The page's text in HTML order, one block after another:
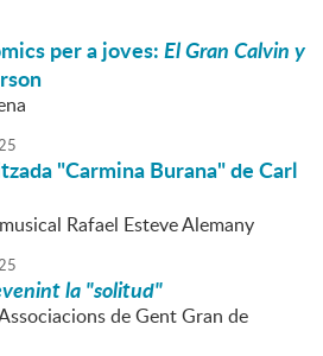
per a joves:El Gran Calvin y
"Carmina Burana" de Carl
Rafael Esteve Alemany
la "solitud"
de Gent Gran de